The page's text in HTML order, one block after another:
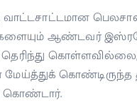
வாட்டசாட்டமான
ஆண்டவர்
தெரிந்து
கொண்டார்.